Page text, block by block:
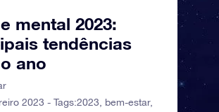
mental 2023:
tendências
ano
2023 - Tags:2023 bem-estar,